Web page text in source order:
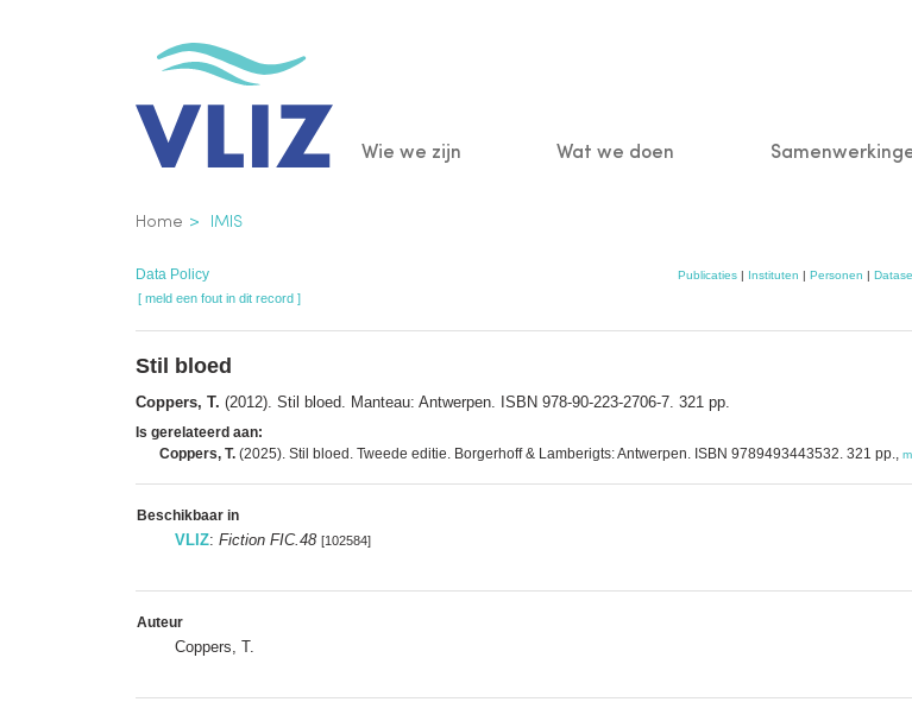
Main
Wie we zijn Wat we doen
Kruimelpad
Home IMIS
Data Policy Publicaties| Instituten | Personen |
[ meld een fout in dit record ]
Stil bloed
Coppers, T. (2012). Stil bloed. Manteau: Antwerpen. ISBN 978-90-223-2706-7. 321 pp.
Is gerelateerd aan:
Coppers, T. (2025). Stil bloed. Tweede editie. Borgerhoff & Lamberigts: Antwerpen. ISBN 9789493443532. 321 pp.,
Beschikbaar in
VLIZ: Fiction FIC.48 [102584]
Auteur
Coppers, T.